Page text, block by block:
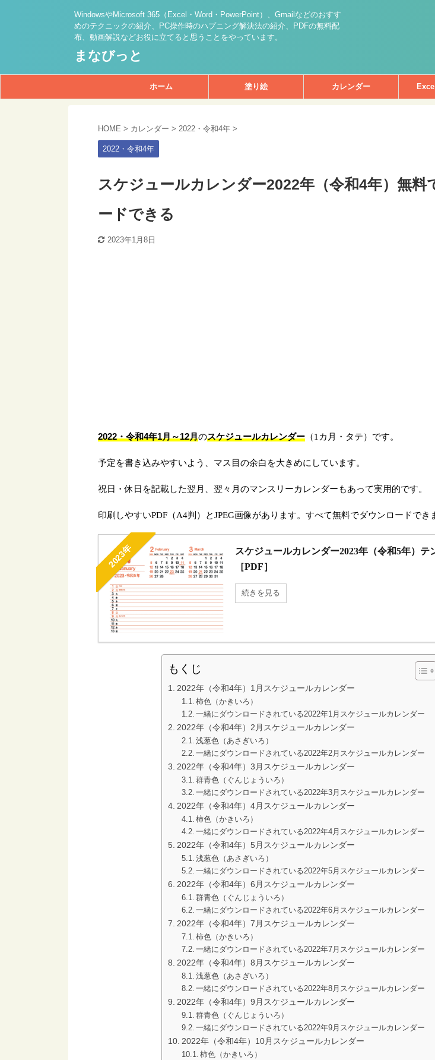
WindowsやMicrosoft 365（Excel・Word・PowerPoint）、Gmailなどのおすす
めのテクニックの紹介、PC操作時のハプニング解決法の紹介、PDFの無料配
布、動画解説などお役に立てると思うことをやっています。
まなびっと
ホーム 塗り絵 カレンダー
HOME > カレンダー > 2022・令和4年 >
2022・令和4年
スケジュールカレンダー2022年（令和4年）無料
ードできる
2023年1月8日
2022・令和4年1月～12月のスケジュールカレンダー （1カ月・タテ）です。
予定を書き込みやすいよう、マス目の余白を大きめにしています。
祝日・休日を記載した翌月、翌々月のマンスリーカレンダーもあって実用的です。
印刷しやすいPDF（A4判）とJPEG画像があります。すべて無料でダウンロードでき
2023年
スケジュールカレンダー2023年（令和5年）テ
［PDF］
続きを見る
もくじ
2022年（令和4年）1月スケジュールカレンダー
柿色（かきいろ）
一緒にダウンロードされている2022年1月スケジュールカレンダー
2022年（令和4年）2月スケジュールカレンダー
浅葱色（あさぎいろ）
一緒にダウンロードされている2022年2月スケジュールカレンダー
2022年（令和4年）3月スケジュールカレンダー
群青色（ぐんじょういろ）
一緒にダウンロードされている2022年3月スケジュールカレンダー
2022年（令和4年）4月スケジュールカレンダー
柿色（かきいろ）
一緒にダウンロードされている2022年4月スケジュールカレンダー
2022年（令和4年）5月スケジュールカレンダー
浅葱色（あさぎいろ）
一緒にダウンロードされている2022年5月スケジュールカレンダー
2022年（令和4年）6月スケジュールカレンダー
群青色（ぐんじょういろ）
一緒にダウンロードされている2022年6月スケジュールカレンダー
2022年（令和4年）7月スケジュールカレンダー
柿色（かきいろ）
一緒にダウンロードされている2022年7月スケジュールカレンダー
2022年（令和4年）8月スケジュールカレンダー
浅葱色（あさぎいろ）
一緒にダウンロードされている2022年8月スケジュールカレンダー
2022年（令和4年）9月スケジュールカレンダー
群青色（ぐんじょういろ）
一緒にダウンロードされている2022年9月スケジュールカレンダー
2022年（令和4年）10月スケジュールカレンダー
柿色（かきいろ）